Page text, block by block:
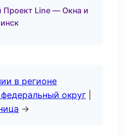
Проект Line — Окна и
в регионе
округ
→